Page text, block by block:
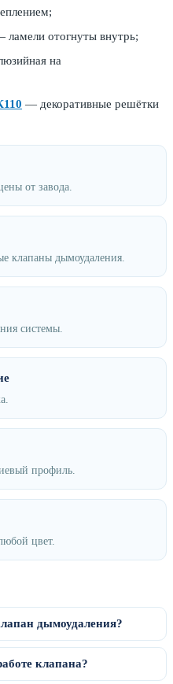
ламели отогнуты внутрь;
на
— декоративные решётки
от завода.
клапаны дымоудаления.
системы.
профиль.
цвет.
дымоудаления?
клапана?